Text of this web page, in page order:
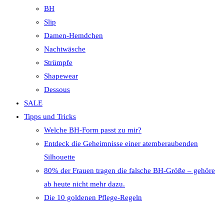
BH
Slip
Damen-Hemdchen
Nachtwäsche
Strümpfe
Shapewear
Dessous
SALE
Tipps und Tricks
Welche BH-Form passt zu mir?
Entdeck die Geheimnisse einer atemberaubenden
Silhouette
80% der Frauen tragen die falsche BH-Größe – gehöre
ab heute nicht mehr dazu.
Die 10 goldenen Pflege-Regeln